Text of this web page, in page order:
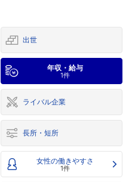
出世
年収・給与
1件
ライバル企業
長所・短所
女性の働きやすさ
1件